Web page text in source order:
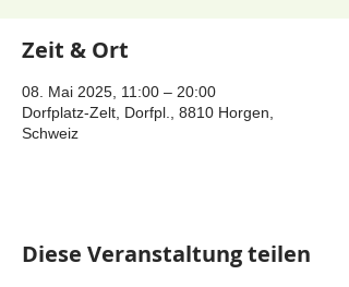
Zeit & Ort
08. Mai 2025, 11:00 – 20:00
Dorfplatz-Zelt, Dorfpl., 8810 Horgen,
Schweiz
Diese Veranstaltung teilen